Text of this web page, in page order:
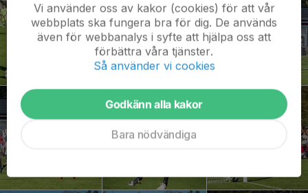
Vi använder oss av kakor (cookies) för att vår
webbplats ska fungera bra för dig. De används
även för webbanalys i syfte att hjälpa oss att
förbättra våra tjänster.
Så använder vi cookies
Godkänn alla kakor
Bara nödvändiga